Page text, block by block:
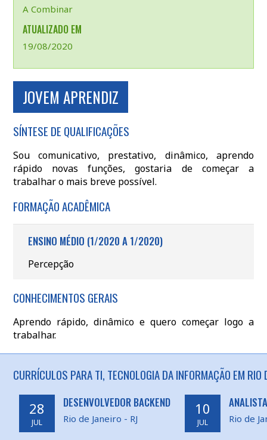
A Combinar
ATUALIZADO EM
19/08/2020
JOVEM APRENDIZ
SÍNTESE DE QUALIFICAÇÕES
Sou comunicativo, prestativo, dinâmico, aprendo
rápido novas funções, gostaria de começar a
trabalhar o mais breve possível.
FORMAÇÃO ACADÊMICA
ENSINO MÉDIO (1/2020 A 1/2020)
Percepção
CONHECIMENTOS GERAIS
Aprendo rápido, dinâmico e quero começar logo a
trabalhar.
CURRÍCULOS PARA TI, TECNOLOGIA DA INFORMAÇÃO EM RIO
28
JUL
DESENVOLVEDOR BACKEND
Rio de Janeiro - RJ
10
JUL Rio de